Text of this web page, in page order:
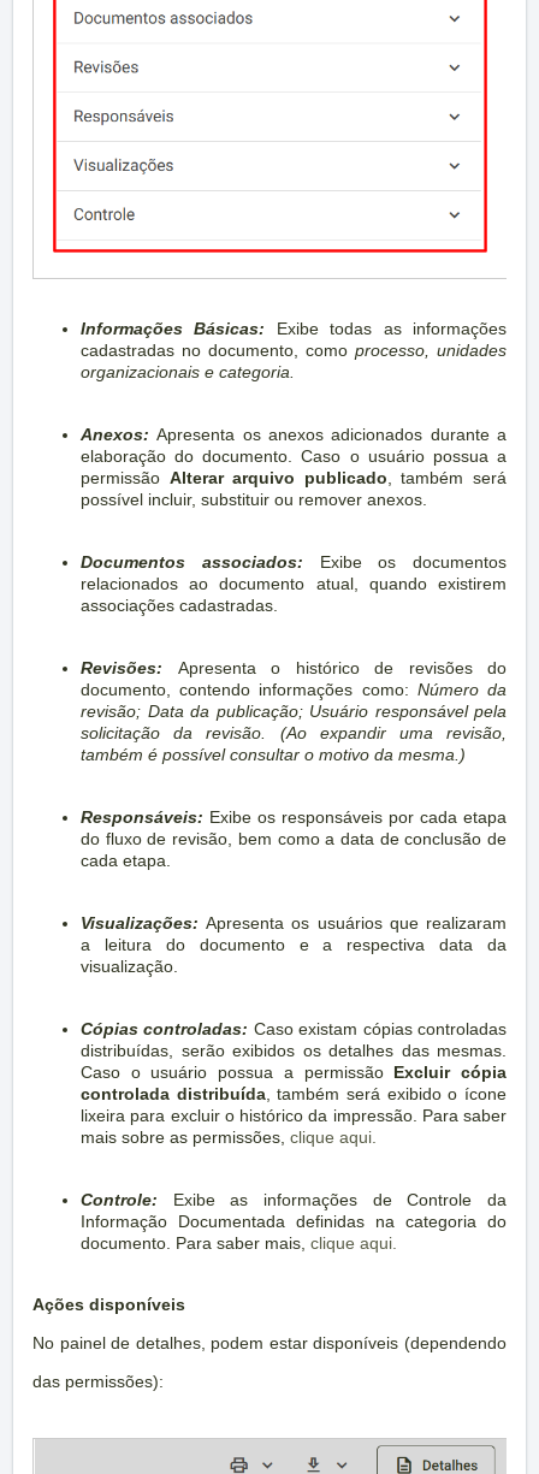
Informações Básicas: Exibe todas as informações
cadastradas no documento, como processo, unidades
organizacionais e categoria.
Anexos:Apresenta os anexos adicionados durante a
elaboração do documento. Caso o usuário possua a
permissão Alterar arquivo publicado, também será
possível incluir, substituir ou remover anexos.
Documentos associados: Exibe os documentos
relacionados ao documento atual, quando existirem
associações cadastradas.
Revisões: Apresenta o histórico de revisões do
documento, contendo informações como: Número da
revisão; Data da publicação; Usuário responsável pela
solicitação da revisão. (Ao expandir uma revisão,
também é possível consultar o motivo da mesma.)
Responsáveis: Exibe os responsáveis por cada etapa
do fluxo de revisão, bem como a data de conclusão de
cada etapa.
Visualizações:Apresenta os usuários que realizaram
a leitura do documento e a respectiva data da
visualização.
Cópias controladas: Caso existam cópias controladas
distribuídas, serão exibidos os detalhes das mesmas.
Caso o usuário possua a permissão Excluir cópia
controlada distribuída, também será exibido o ícone
lixeira para excluir o histórico da impressão. Para saber
mais sobre as permissões, clique aqui.
Controle: Exibe as informações de Controle da
Informação Documentada definidas na categoria do
documento. Para saber mais, clique aqui.
Ações disponíveis
No painel de detalhes, podem estar disponíveis (dependendo
das permissões):